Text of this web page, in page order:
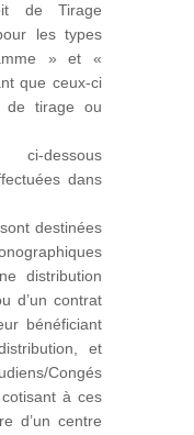
de Tirage
les types
» et «
que ceux-ci
de tirage ou
ci-dessous
dans
destinées
distribution
d’un contrat
bénéficiant
et
Congés
à ces
d’un centre